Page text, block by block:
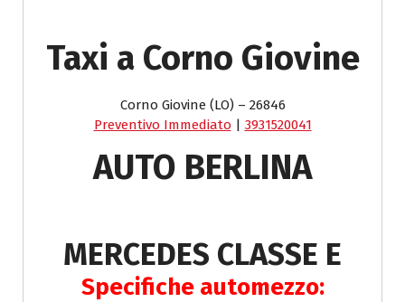
Taxi a Corno Giovine
Corno Giovine (LO) – 26846
Preventivo Immediato | 3931520041
AUTO BERLINA
MERCEDES CLASSE E
Specifiche automezzo: